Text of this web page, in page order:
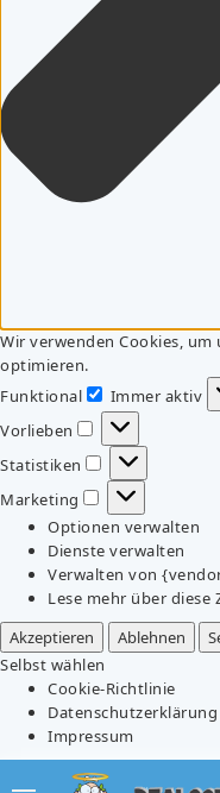
Wir verwenden Cookies, um
optimieren.
Funktional
Funktional
Immer aktiv
Vorlieben
Vorlieben
Statistiken
Statistiken
Marketing
Marketing
Optionen verwalten
Dienste verwalten
Verwalten von
Lese mehr über diese
Akzeptieren
Ablehnen
Selbst wählen
Cookie-Richtlinie
Datenschutzerklärung
Impressum